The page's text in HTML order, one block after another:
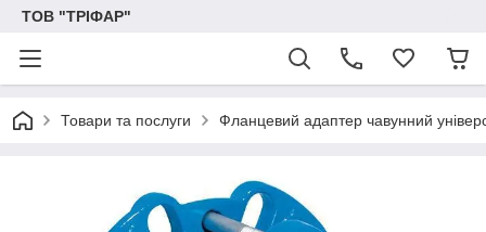
ТОВ "ТРІФАР"
Товари та послуги Фланцевий адаптер чавунний